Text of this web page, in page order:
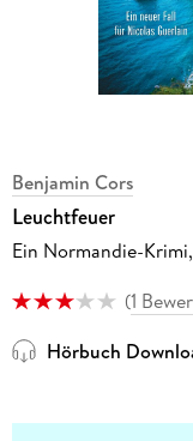
Benjamin Cors
Leuchtfeuer
Ein Normandie-
(1
Hörbuch